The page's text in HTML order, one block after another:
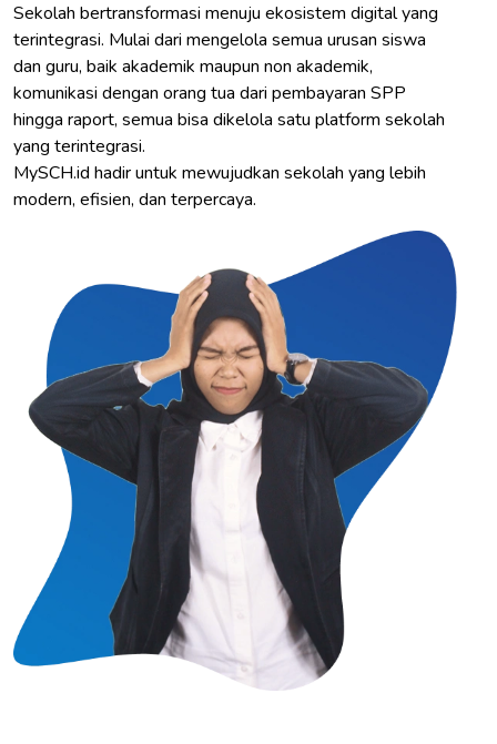
Sekolah bertransformasi menuju ekosistem digital yang
terintegrasi. Mulai dari mengelola semua urusan siswa
dan guru, baik akademik maupun non akademik,
komunikasi dengan orang tua dari pembayaran SPP
hingga raport, semua bisa dikelola satu platform sekolah
yang terintegrasi.
MySCH.id hadir untuk mewujudkan sekolah yang lebih
modern, efisien, dan terpercaya.